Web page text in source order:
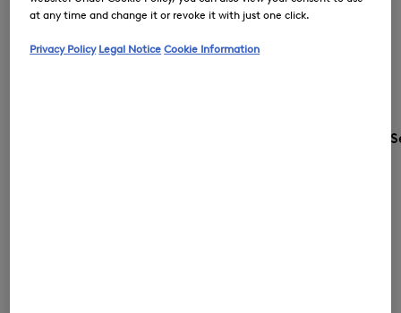
at any time and change it or revoke it with just one click.
Privacy Policy Legal Notice Cookie Information